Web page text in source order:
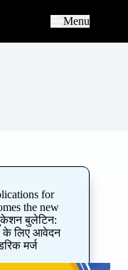
Menu
for
the new
बुलेटिन:
के लिए आवेदन
मर्ज